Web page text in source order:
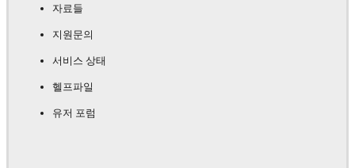
자료들
지원문의
서비스 상태
헬프파일
유저 포럼